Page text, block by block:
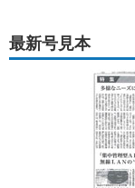
最新号見本